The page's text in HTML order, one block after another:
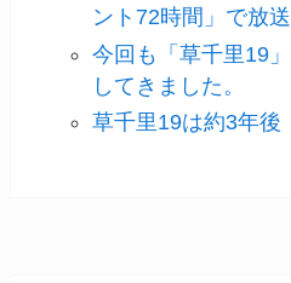
ント72時間」で放送
今回も「草千里19
してきました。
草千里19は約3年後